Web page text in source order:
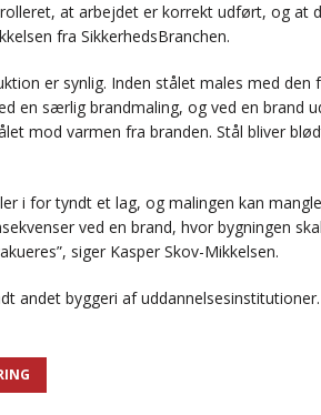
at arbejdet er korrekt udført, og at
fra SikkerhedsBranchen.
er synlig. Inden stålet males med den
en særlig brandmaling, og ved en brand
mod varmen fra branden. Stål bliver
i for tyndt et lag, og malingen kan
ved en brand, hvor bygningen
siger Kasper Skov-Mikkelsen.
andet byggeri af